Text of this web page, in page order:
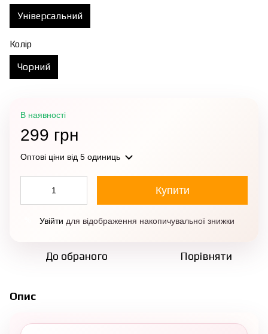
Універсальний
Колір
Чорний
В наявності
299 грн
Оптові ціни від 5 одиниць
Купити
Увійти для відображення накопичувальної знижки
До обраного Порівняти
Опис